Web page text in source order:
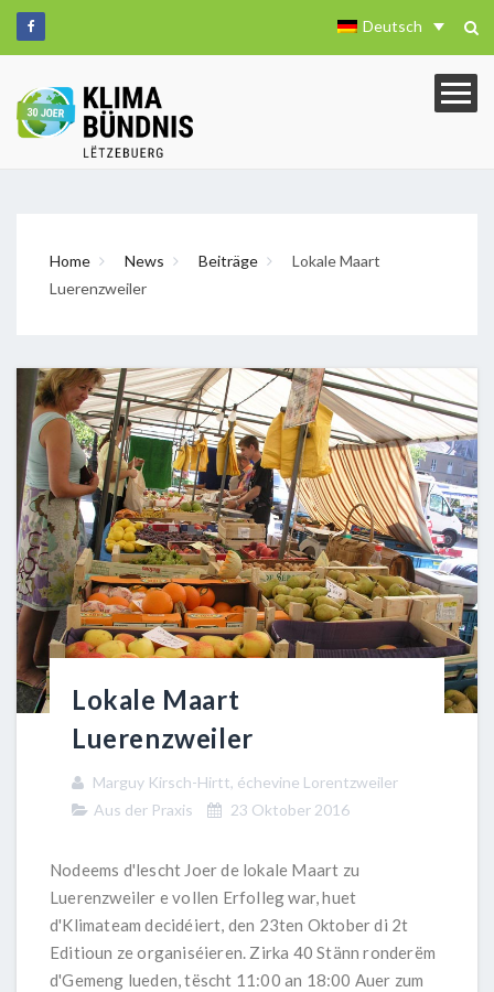
Deutsch
Home News Beiträge
Lokale Maart
Luerenzweiler
Lokale Maart
Luerenzweiler
Marguy Kirsch-Hirtt, échevine Lorentzweiler
Aus der Praxis
23 Oktober 2016
Nodeems d'lescht Joer de lokale Maart zu
Luerenzweiler e vollen Erfolleg war, huet
d'Klimateam decidéiert, den 23ten Oktober di 2t
Editioun ze organiséieren. Zirka 40 Stänn ronderëm
d'Gemeng lueden, tëscht 11:00 an 18:00 Auer zum